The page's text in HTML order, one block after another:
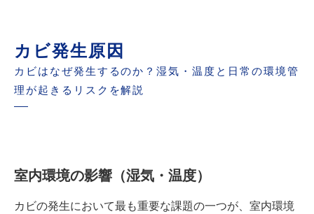
カビ発生原因
カビはなぜ発生するのか？湿気・温度と日常の環境管
理が起きるリスクを解説
室内環境の影響（湿気・温度）
カビの発生において最も重要な課題の一つが、室内環境